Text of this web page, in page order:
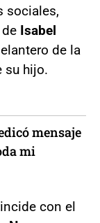
sociales,
Isabel
de la
su hijo.
mensaje
mi
con el